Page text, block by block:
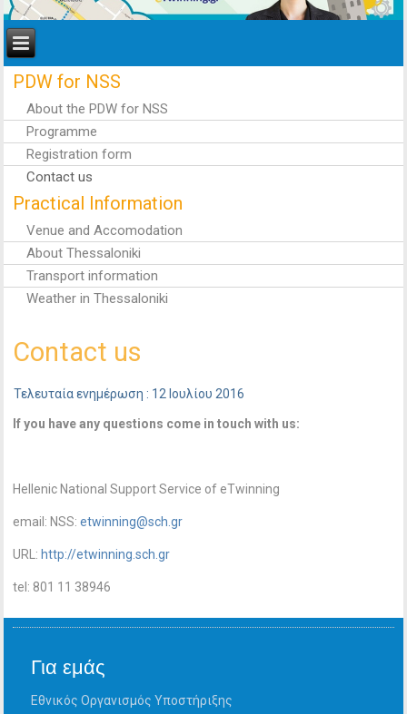
PDW for NSS
About the PDW for NSS
Programme
Registration form
Contact us
Practical Information
Venue and Accomodation
About Thessaloniki
Transport information
Weather in Thessaloniki
Contact us
Τελευταία ενημέρωση : 12 Ιουλίου 2016
If you have any questions come in touch with us:
Hellenic National Support Service of eTwinning
email: NSS:etwinning@sch.gr
URL: http://etwinning.sch.gr
tel: 801 11 38946
Για εμάς
Εθνικός Οργανισμός Υποστήριξης